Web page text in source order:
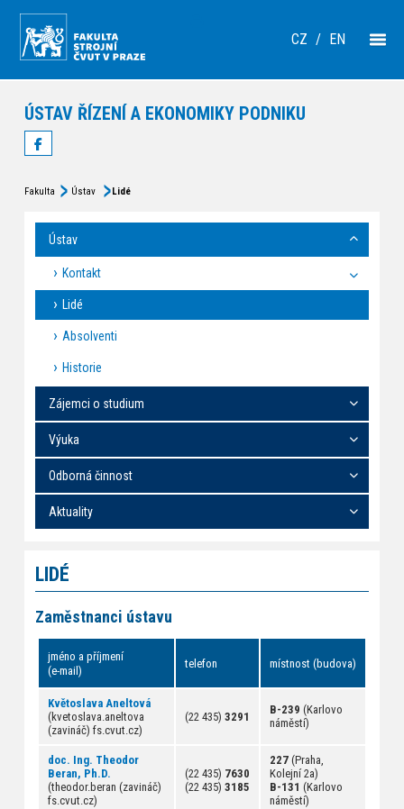
CZ / EN
ÚSTAV ŘÍZENÍ A EKONOMIKY PODNIKU
Fakulta Ústav Lidé
Ústav
Kontakt
Lidé
Absolventi
Historie
Zájemci o studium
Výuka
Odborná činnost
Aktuality
LIDÉ
Zaměstnanci ústavu
jméno a příjmení
(e-mail)
telefon místnost (budova)
Květoslava Aneltová
(kvetoslava.aneltova
(zavináč) fs.cvut.cz)
(22 435) 3291
B-239 (Karlovo
náměstí)
doc. Ing. Theodor
Beran, Ph.D.
(theodor.beran (zavináč)
fs.cvut.cz)
(22 435) 7630
(22 435) 3185
227(Praha,
Kolejní 2a)
B-131 (Karlovo
náměstí)